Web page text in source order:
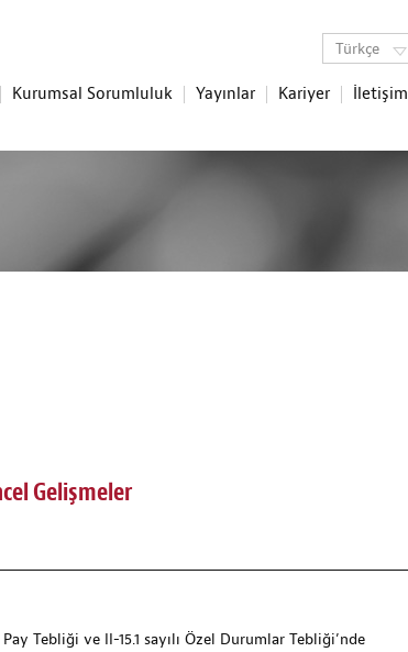
Türkçe
Kurumsal Sorumluluk Yayınlar Kariyer İletişim
Gelişmeler
Pay Tebliği ve II-15.1 sayılı Özel Durumlar Tebliği’nde